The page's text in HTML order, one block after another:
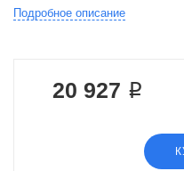
Подробное описание
20 927 ₽